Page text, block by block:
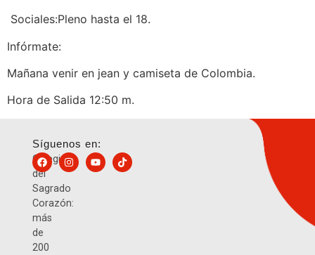
Sociales:Pleno hasta el 18.
Infórmate:
Mañana venir en jean y camiseta de Colombia.
Hora de Salida 12:50 m.
Colegio
del
Sagrado
Corazón:
más
de
200
Síguenos en: